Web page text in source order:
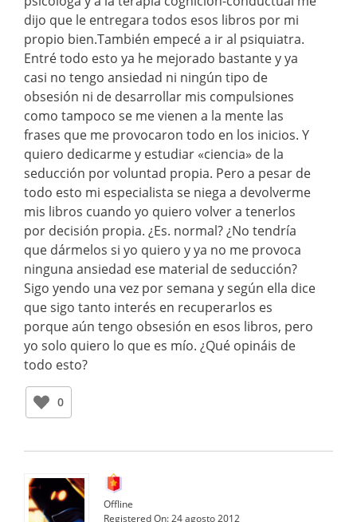
dijo que le entregara todos esos libros por mi
propio bien.También empecé a ir al psiquiatra.
Entré todo esto ya he mejorado bastante y ya
casi no tengo ansiedad ni ningún tipo de
obsesión ni de desarrollar mis compulsiones
como tampoco se me vienen a la mente las
frases que me provocaron todo en los inicios. Y
quiero dedicarme y estudiar «ciencia» de la
seducción por voluntad propia. Pero a pesar de
todo esto mi especialista se niega a devolverme
mis libros cuando yo quiero volver a tenerlos
por decisión propia. ¿Es. normal? ¿No tendría
que dármelos si yo quiero y ya no me provoca
ninguna ansiedad ese material de seducción?
Sigo yendo una vez por semana y según ella dice
que sigo tanto interés en recuperarlos es
porque aún tengo obsesión en esos libros, pero
yo solo quiero lo que es mío. ¿Qué opináis de
todo esto?
0
Offline
Registered On:24 agosto 2012